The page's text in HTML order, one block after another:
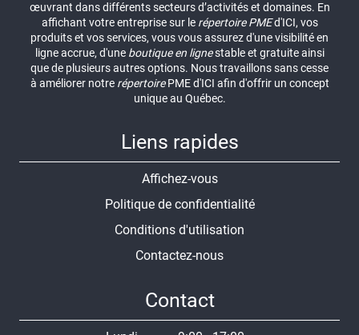
œuvrant dans différents secteurs d’activités et domaines. En
affichant votre entreprise sur le répertoire PMEd'ICI, vos
produits et vos services, vous vous assurez d'une visibilité en
ligne accrue, d'une boutique en lignestable et gratuite ainsi
que de plusieurs autres options. Nous travaillons sans cesse
à améliorer notre répertoirePME d'ICI afin d'offrir un concept
unique au Québec.
Liens rapides
Affichez-vous
Politique de confidentialité
Conditions d'utilisation
Contactez-nous
Contact